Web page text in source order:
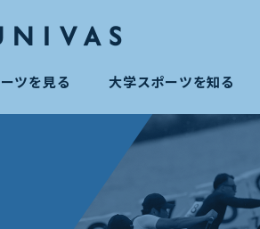
ツを見る 大学スポーツを知る